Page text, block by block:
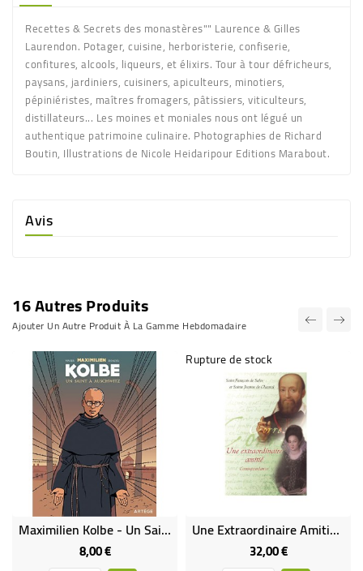
Recettes & Secrets des monastères"" Laurence & Gilles
Laurendon. Potager, cuisine, herboristerie, confiserie,
confitures, alcools, liqueurs, et élixirs. Tour à tour défricheurs,
paysans, jardiniers, cuisiners, apiculteurs, minotiers,
pépiniéristes, maîtres fromagers, pâtissiers, viticulteurs,
distillateurs... Les moines et moniales nous ont légué un
authentique patrimoine culinaire. Photographies de Richard
Boutin, Illustrations de Nicole Heidaripour Editions Marabout.
Avis
16 Autres Produits
Ajouter Un Autre Produit À La Gamme Hebdomadaire
Maximilien Kolbe - Un Saint À Auschwitz (Occasion)
8,00 €Prix
Rupture de stock
Une Extraordinaire Amitié - Correspondance - Saint François De Sales Et Sainte Jeanne De Chantal
32,00 €Prix